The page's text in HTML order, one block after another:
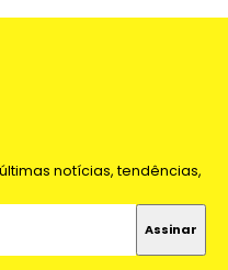
notícias, tendências,